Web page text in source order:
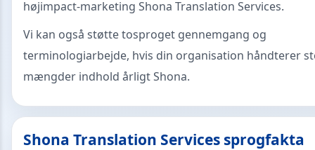
højimpact-marketing Shona Translation Services.
Vi kan også støtte tosproget gennemgang og
terminologiarbejde, hvis din organisation håndterer
mængder indhold årligt Shona.
Shona Translation Services sprogfakta